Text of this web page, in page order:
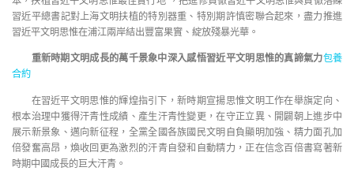
習近平總書記對上海文明扶植的特別器重、特別期許慎密聯合起來，盡力推進
習近平文明思惟在浦江兩岸結出豐富果實、綻放殘暴光華。
重新時期文明成長的萬千景象中深入感悟習近平文明思惟的真諦氣力包養
合約
在習近平文明思惟的輝煌指引下，新時期宣揚思惟文明工作在舉旗定向、
根本治理中獲得汗青性成績、產生汗青性變更，在守正立異、開闢朝上進步中
展示新景象、邁向新征程，全黨全國各族國民文明自負顯明加強、精力面孔加
倍發奮高昂，煥收回更為激烈的汗青自發和自動精力，正在信念百倍書寫著新
時期中國成長的巨大汗青。